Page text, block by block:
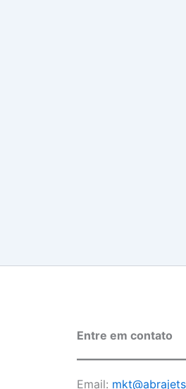
Entre em contato
Email: